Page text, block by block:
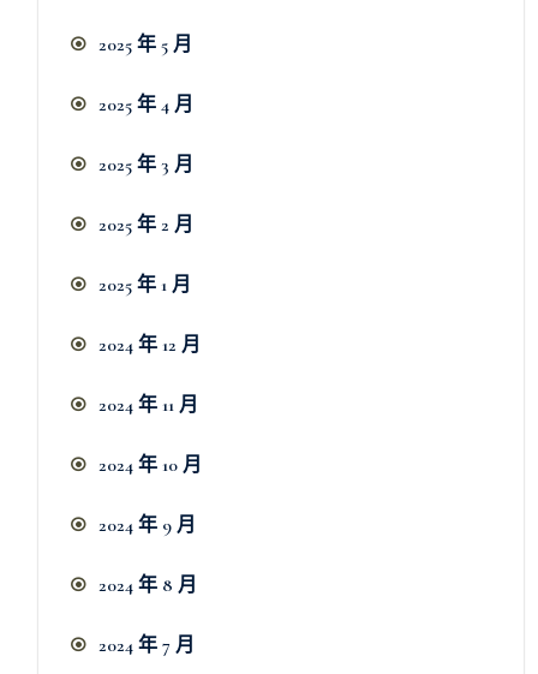
2025 年 5 月
2025 年 4 月
2025 年 3 月
2025 年 2 月
2025 年 1 月
2024 年 12 月
2024 年 11 月
2024 年 10 月
2024 年 9 月
2024 年 8 月
2024 年 7 月